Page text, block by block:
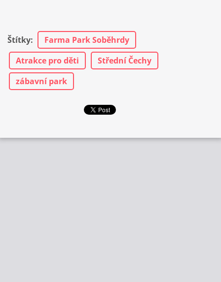
Štítky:
Farma Park Soběhrdy
Atrakce pro děti
Střední Čechy
zábavní park